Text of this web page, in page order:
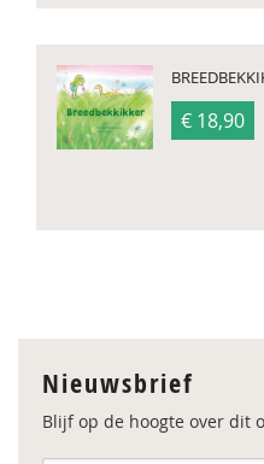
€ 18,90
Nieuwsbrief
Blijf op de hoogte over dit